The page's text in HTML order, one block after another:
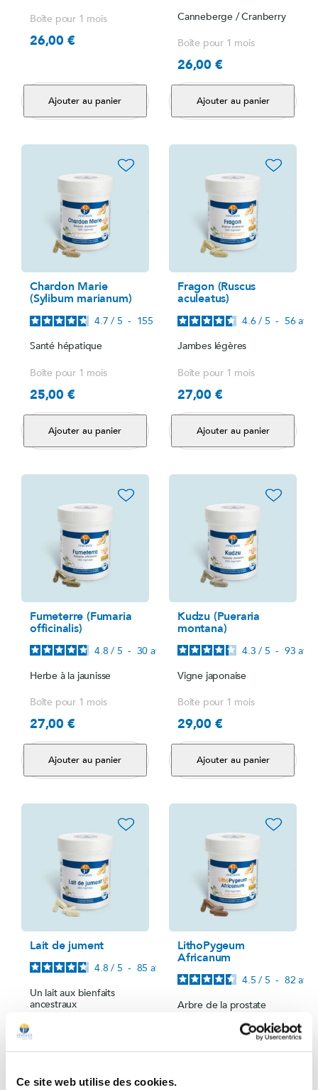
Ce site web utilise des cookies.
Boîte pour 1 mois
Prix
26,00 €
Ajouter au panier
Canneberge / Cranberry
Boîte pour 1 mois
Prix
26,00 €
Ajouter au panier
favorite_border
Chardon Marie
(Sylibum marianum)
4.7 / 5 - 155
Santé hépatique
Boîte pour 1 mois
Prix
25,00 €
Ajouter au panier
favorite_border
Fragon (Ruscus
aculeatus)
4.6 / 5 - 56avis
Jambes légères
Boîte pour 1 mois
Prix
27,00 €
Ajouter au panier
favorite_border
Fumeterre (Fumaria
officinalis)
4.8 / 5 - 30avis
Herbe à la jaunisse
Boîte pour 1 mois
Prix
27,00 €
Ajouter au panier
favorite_border
Kudzu (Pueraria
montana)
4.3 / 5 - 93avis
Vigne japonaise
Boîte pour 1 mois
Prix
29,00 €
Ajouter au panier
favorite_border
Lait de jument
4.8 / 5 - 85avis
Un lait aux bienfaits
ancestraux
Prix
46,50 €
favorite_border
LithoPygeum
Africanum
4.5 / 5 - 82avis
Arbre de la prostate
Boîte pour 1 mois